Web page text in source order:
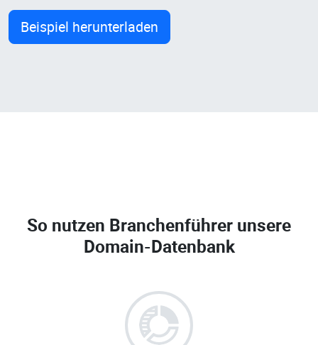
Beispiel herunterladen
So nutzen Branchenführer unsere
Domain-Datenbank